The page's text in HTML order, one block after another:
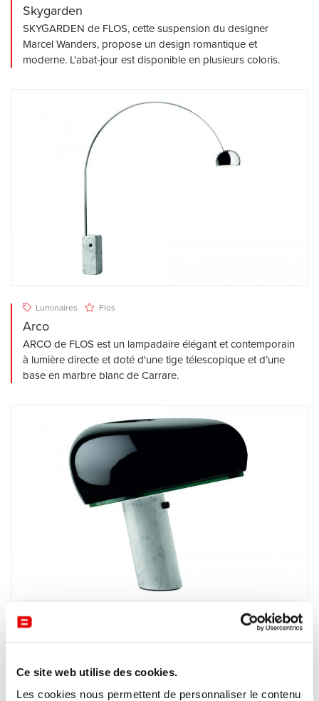
Ce site web utilise des cookies.
Les cookies nous permettent de personnaliser le contenu
Skygarden
SKYGARDEN de FLOS, cette suspension du designer
Marcel Wanders, propose un design romantique et
moderne. L'abat-jour est disponible en plusieurs coloris.
Luminaires Flos
Arco
ARCO de FLOS est un lampadaire élégant et contemporain
à lumière directe et doté d'une tige télescopique et d’une
base en marbre blanc de Carrare.
Snoopy
d’une base en marbre blanc et d’un abat-jour en métal
émaillé au coloris noir ou vert.